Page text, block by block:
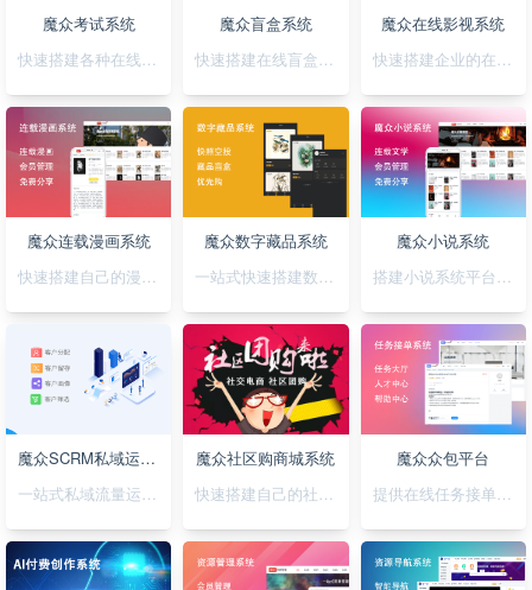
魔众考试系统
快速搭建各种在线考试系统
魔众盲盒系统
快速搭建在线盲盒系统
魔众在线影视系统
快速搭建企业的在线影视系统
魔众连载漫画系统
快速搭建自己的漫画连载系统
魔众数字藏品系统
一站式快速搭建数字藏品平台
魔众小说系统
搭建小说系统平台，正版小说渠道合作
魔众SCRM私域运营系统
一站式私域流量运营平台
魔众社区购商城系统
快速搭建自己的社区购物网站
魔众众包平台
提供在线任务接单平台系统